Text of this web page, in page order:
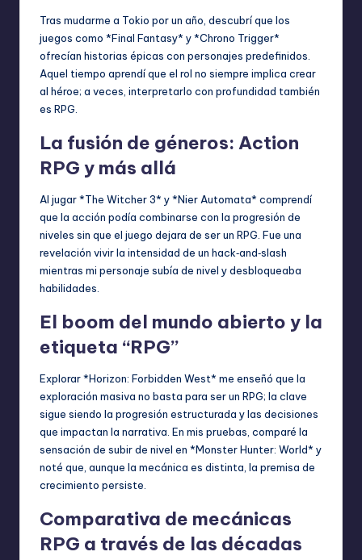
Tras mudarme a Tokio por un año, descubrí que los
juegos como *Final Fantasy* y *Chrono Trigger*
ofrecían historias épicas con personajes predefinidos.
Aquel tiempo aprendí que el rol no siempre implica crear
al héroe; a veces, interpretarlo con profundidad también
es RPG.
La fusión de géneros: Action
RPG y más allá
Al jugar *The Witcher 3* y *Nier Automata* comprendí
que la acción podía combinarse con la progresión de
niveles sin que el juego dejara de ser un RPG. Fue una
revelación vivir la intensidad de un hack‑and‑slash
mientras mi personaje subía de nivel y desbloqueaba
habilidades.
El boom del mundo abierto y la
etiqueta “RPG”
Explorar *Horizon: Forbidden West* me enseñó que la
exploración masiva no basta para ser un RPG; la clave
sigue siendo la progresión estructurada y las decisiones
que impactan la narrativa. En mis pruebas, comparé la
sensación de subir de nivel en *Monster Hunter: World* y
noté que, aunque la mecánica es distinta, la premisa de
crecimiento persiste.
Comparativa de mecánicas
RPG a través de las décadas